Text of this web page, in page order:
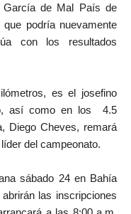
de Mal País de
podría nuevamente
con los resultados
es el josefino
así como en los 4.5
Diego Cheves, remará
del campeonato.
sábado 24 en Bahía
las inscripciones